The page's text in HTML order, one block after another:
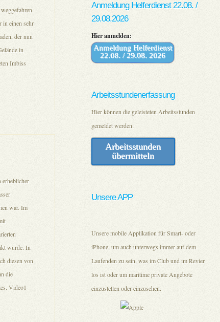
in einen sehr
der nun
in
Imbiss
erheblicher
war. Im
wurde. In
diesen von
die
Video1
Anmeldung Helferdienst 22.08. /
29.08.2026
Hier anmelden:
Anmeldung Helferdienst
22.08. / 29.08. 2026
Arbeitsstundenerfassung
Hier können die geleisteten Arbeitsstunden
gemeldet werden:
Arbeitsstunden
übermitteln
Unsere APP
Unsere mobile Applikation für Smart- oder
iPhone, um auch unterwegs immer auf dem
Laufenden zu sein, was im Club und im Revier
los ist oder um maritime private Angebote
einzustellen oder einzusehen.